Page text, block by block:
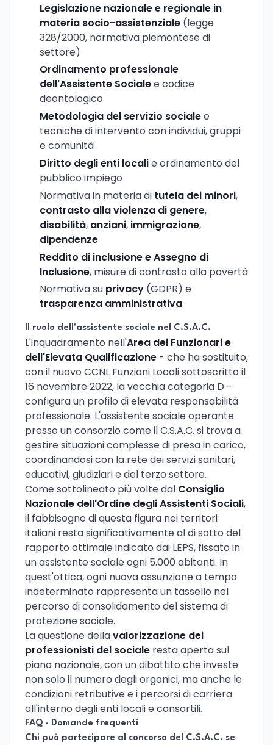
Legislazione nazionale e regionale in
materia socio-assistenziale (legge
328/2000, normativa piemontese di
settore)
Ordinamento professionale
dell'Assistente Socialee codice
deontologico
Metodologia del servizio socialee
tecniche di intervento con individui, gruppi
e comunità
Diritto degli enti localie ordinamento del
pubblico impiego
Normativa in materia di tutela dei minori,
contrasto alla violenza di genere,
disabilità, anziani, immigrazione,
dipendenze
Reddito di inclusione e Assegno di
Inclusione, misure di contrasto alla povertà
Normativa su privacy (GDPR) e
trasparenza amministrativa
Il ruolo dell'assistente sociale nel C.S.A.C.
L'inquadramento nell'Area dei Funzionari e
dell'Elevata Qualificazione - che ha sostituito,
con il nuovo CCNL Funzioni Locali sottoscritto il
16 novembre 2022, la vecchia categoria D -
configura un profilo di elevata responsabilità
professionale. L'assistente sociale operante
presso un consorzio come il C.S.A.C. si trova a
gestire situazioni complesse di presa in carico,
coordinandosi con la rete dei servizi sanitari,
educativi, giudiziari e del terzo settore.
Come sottolineato più volte dal Consiglio
Nazionale dell'Ordine degli Assistenti Sociali,
il fabbisogno di questa figura nei territori
italiani resta significativamente al di sotto del
rapporto ottimale indicato dai LEPS, fissato in
un assistente sociale ogni 5.000 abitanti. In
quest'ottica, ogni nuova assunzione a tempo
indeterminato rappresenta un tassello nel
percorso di consolidamento del sistema di
protezione sociale.
La questione dellavalorizzazione dei
professionisti del sociale resta aperta sul
piano nazionale, con un dibattito che investe
non solo il numero degli organici, ma anche le
condizioni retributive e i percorsi di carriera
all'interno degli enti locali e consortili.
FAQ - Domande frequenti
Chi può partecipare al concorso del C.S.A.C. se